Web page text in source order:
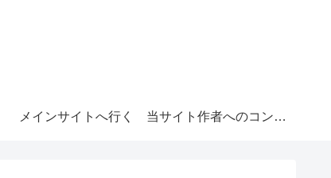
メインサイトへ行く 当サイト作者へのコンタクトフォーム